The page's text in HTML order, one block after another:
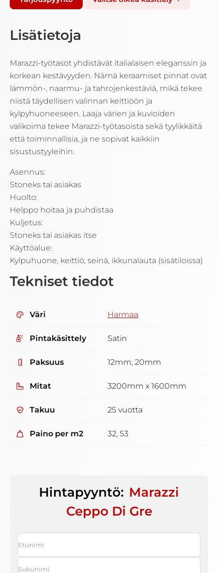
Lisätietoja
Marazzi-työtasot yhdistävät italialaisen eleganssin ja
korkean kestävyyden. Nämä keraamiset pinnat ovat
lämmön-, naarmu- ja tahrojenkestäviä, mikä tekee
niistä täydellisen valinnan keittiöön ja
kylpyhuoneeseen. Laaja värien ja kuvioiden
valikoima tekee Marazzi-työtasoista sekä tyylikkäitä
että toiminnallisia, ja ne sopivat kaikkiin
sisustustyyleihin.
Asennus:
Stoneks tai asiakas
Huolto:
Helppo hoitaa ja puhdistaa
Kuljetus:
Stoneks tai asiakas itse
Käyttöalue:
Kylpuhuone, keittiö, seinä, ikkunalauta (sisätiloissa)
Tekniset tiedot
Väri Harmaa
Pintakäsittely Satin
Paksuus 12mm, 20mm
Mitat 3200mm x 1600mm
Takuu 25 vuotta
Paino per m2 32, 53
Hintapyyntö: Marazzi
Ceppo Di Gre
Nimi
First